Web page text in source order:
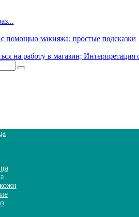
помощью макияжа: простые подсказки
на работу в магазин; Интерпретация